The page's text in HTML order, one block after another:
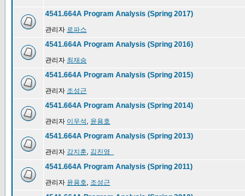
4541.664A Program Analysis (Spring 2017)
관리자 로파스
4541.664A Program Analysis (Spring 2016)
관리자 최재승
4541.664A Program Analysis (Spring 2015)
관리자 조성근
4541.664A Program Analysis (Spring 2014)
관리자 이우석 윤용호
4541.664A Program Analysis (Spring 2013)
관리자 강지훈 김진영_
4541.664A Program Analysis (Spring 2011)
관리자 윤용호 조성근